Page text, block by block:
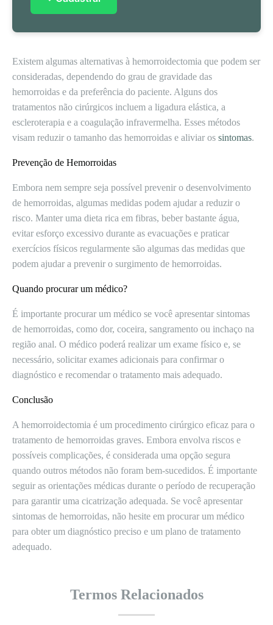
Existem algumas alternativas à hemorroidectomia que podem ser
consideradas, dependendo do grau de gravidade das
hemorroidas e da preferência do paciente. Alguns dos
tratamentos não cirúrgicos incluem a ligadura elástica, a
escleroterapia e a coagulação infravermelha. Esses métodos
visam reduzir o tamanho das hemorroidas e aliviar os sintomas.
Prevenção de Hemorroidas
Embora nem sempre seja possível prevenir o desenvolvimento
de hemorroidas, algumas medidas podem ajudar a reduzir o
risco. Manter uma dieta rica em fibras, beber bastante água,
evitar esforço excessivo durante as evacuações e praticar
exercícios físicos regularmente são algumas das medidas que
podem ajudar a prevenir o surgimento de hemorroidas.
Quando procurar um médico?
É importante procurar um médico se você apresentar sintomas
de hemorroidas, como dor, coceira, sangramento ou inchaço na
região anal. O médico poderá realizar um exame físico e, se
necessário, solicitar exames adicionais para confirmar o
diagnóstico e recomendar o tratamento mais adequado.
Conclusão
A hemorroidectomia é um procedimento cirúrgico eficaz para o
tratamento de hemorroidas graves. Embora envolva riscos e
possíveis complicações, é considerada uma opção segura
quando outros métodos não foram bem-sucedidos. É importante
seguir as orientações médicas durante o período de recuperação
para garantir uma cicatrização adequada. Se você apresentar
sintomas de hemorroidas, não hesite em procurar um médico
para obter um diagnóstico preciso e um plano de tratamento
adequado.
Termos Relacionados